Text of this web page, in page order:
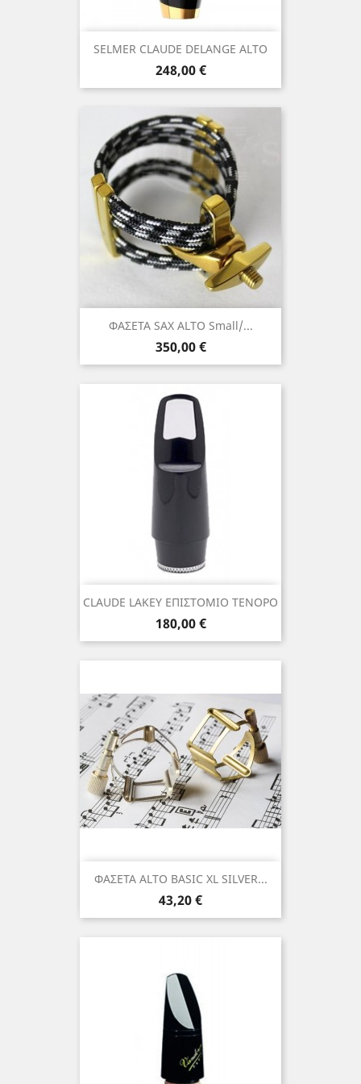
SELMER CLAUDE DELANGE ALTO
Τιμή
248,00 €
ΦΑΣΕΤΑ SAX ALTO Small/...
Τιμή
350,00 €
CLAUDE LAKEY ΕΠΙΣΤΟΜΙΟ ΤΕΝΟΡΟ
Τιμή
180,00 €
ΦΑΣΕΤΑ ALTO BASIC XL SILVER...
Τιμή
43,20 €